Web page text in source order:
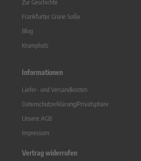
Zur Geschichte
Frankfurter Grüne Soße
Blog
Krumpholz
Informationen
Liefer- und Versandkosten
Datenschutzerklärung/Privatsphäre
Unsere AGB
Impressum
Vertrag widerrufen